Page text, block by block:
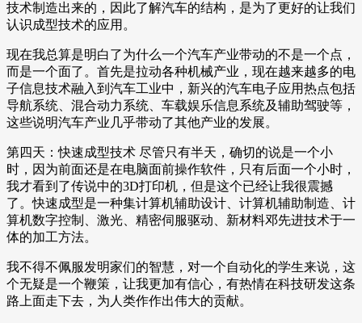
技术制造出来的，因此了解汽车的结构，是为了更好的让我们
认识成型技术的应用。
现在我总算是明白了为什么一个汽车产业带动的不是一个点，
而是一个面了。首先是拉动各种机械产业，现在越来越多的电
子信息技术融入到汽车工业中，新兴的汽车电子应用热点包括
导航系统、混合动力系统、车载娱乐信息系统及辅助驾驶等，
这些说明汽车产业几乎带动了其他产业的发展。
第四天：快速成型技术 尽管只有半天，确切的说是一个小
时，因为前面还是在电脑面前操作软件，只有后面一个小时，
我才看到了传说中的3D打印机，但是这个已经让我很震撼
了。快速成型是一种集计算机辅助设计、计算机辅助制造、计
算机数字控制、激光、精密伺服驱动、新材料邓先进技术于一
体的加工方法。
我不得不佩服发明家们的智慧，对一个自动化的学生来说，这
个无疑是一个鞭策，让我更加有信心，有热情在科技研发这条
路上面走下去，为人类作作出伟大的贡献。